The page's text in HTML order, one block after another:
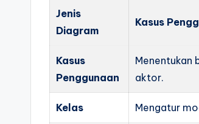
Jenis
Diagram
Kasus
Kasus
Penggunaan
Menentukan
aktor.
Kelas Mengatur